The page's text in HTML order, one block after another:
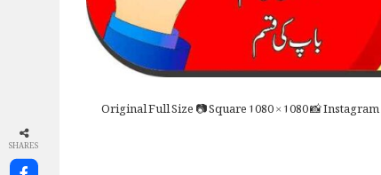
Full Size📷 Square1080 × 1080📸 Instagram
SHARES